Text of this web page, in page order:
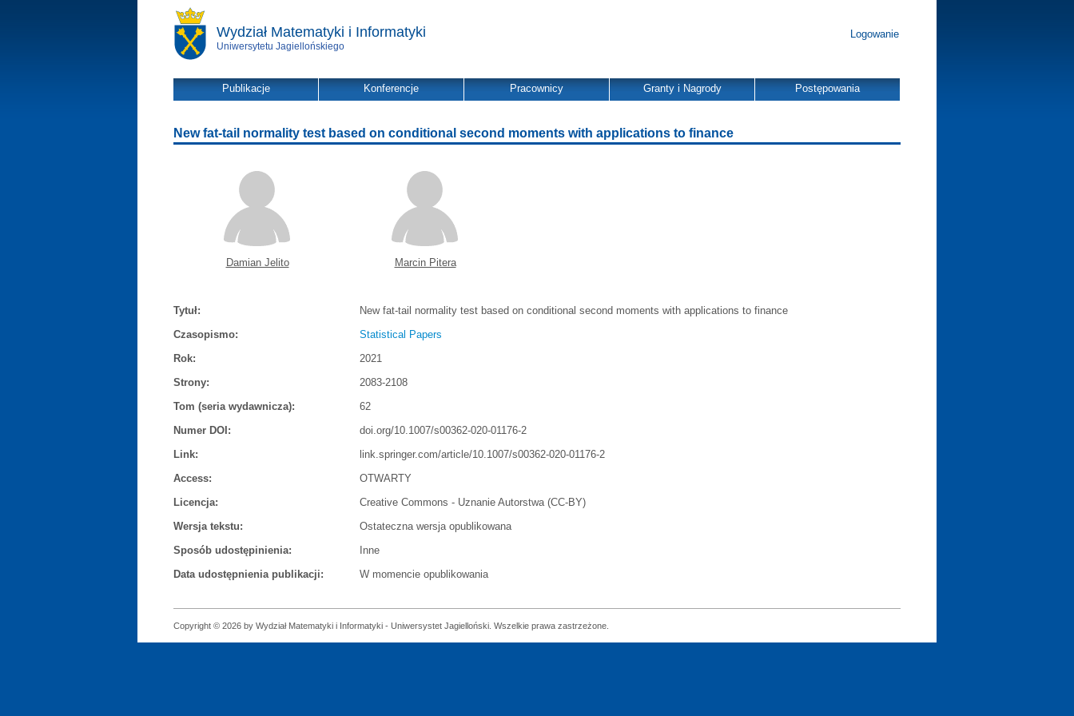
Wydział Matematyki i Informatyki
Uniwersytetu Jagiellońskiego
Logowanie
Publikacje Konferencje Pracownicy Granty i Nagrody Postępowania
New fat-tail normality test based on conditional second moments with applications to finance
Damian Jelito Marcin Pitera
Tytuł:
New fat-tail normality test based on conditional second moments with applications to finance
Czasopismo:
Statistical Papers
Rok:
2021
Strony:
2083-2108
Tom (seria wydawnicza):
62
Numer DOI:
doi.org/10.1007/s00362-020-01176-2
Link:
link.springer.com/article/10.1007/s00362-020-01176-2
Access:
OTWARTY
Licencja:
Creative Commons - Uznanie Autorstwa (CC-BY)
Wersja tekstu:
Ostateczna wersja opublikowana
Sposób udostępinienia:
Inne
Data udostępnienia publikacji:
W momencie opublikowania
Copyright © 2026 by Wydział Matematyki i Informatyki - Uniwersystet Jagielloński. Wszelkie prawa zastrzeżone.